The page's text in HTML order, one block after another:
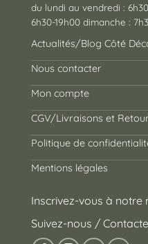
du lundi au vendredi :
6h30-19h00 dimanche :
Actualités/Blog Côté
Nous contacter
Mon compte
CGV/Livraisons et
Politique de
Mentions légales
Inscrivez-vous à notre
Suivez-nous /